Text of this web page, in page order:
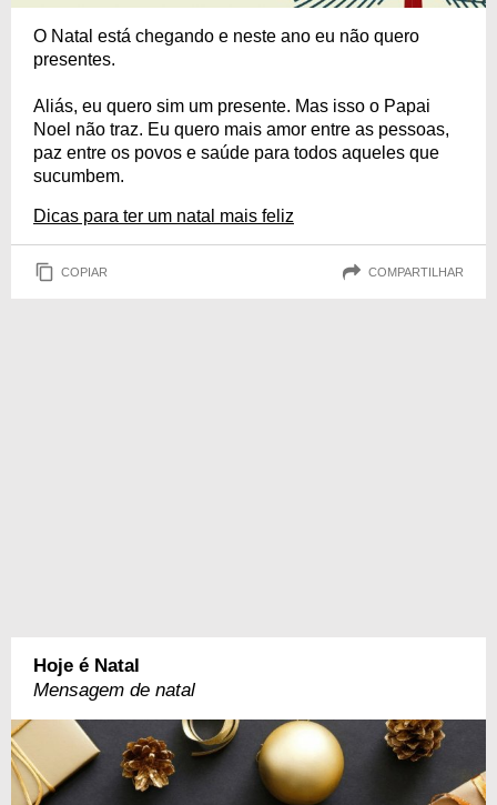
O Natal está chegando e neste ano eu não quero
presentes.
Aliás, eu quero sim um presente. Mas isso o Papai
Noel não traz. Eu quero mais amor entre as pessoas,
paz entre os povos e saúde para todos aqueles que
sucumbem.
Dicas para ter um natal mais feliz
COPIAR COMPARTILHAR
Hoje é Natal
Mensagem de natal